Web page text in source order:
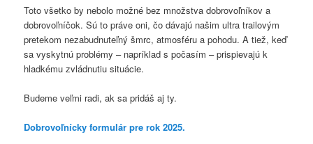
Toto všetko by nebolo možné bez množstva dobrovoľníkov a
dobrovoľníčok. Sú to práve oni, čo dávajú našim ultra trailovým
pretekom nezabudnuteľný šmrc, atmosféru a pohodu. A tiež, keď
sa vyskytnú problémy – napríklad s počasím – prispievajú k
hladkému zvládnutiu situácie.
Budeme veľmi radi, ak sa pridáš aj ty.
Dobrovoľnícky formulár pre rok 2025.